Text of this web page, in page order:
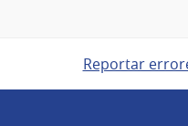
Reportar